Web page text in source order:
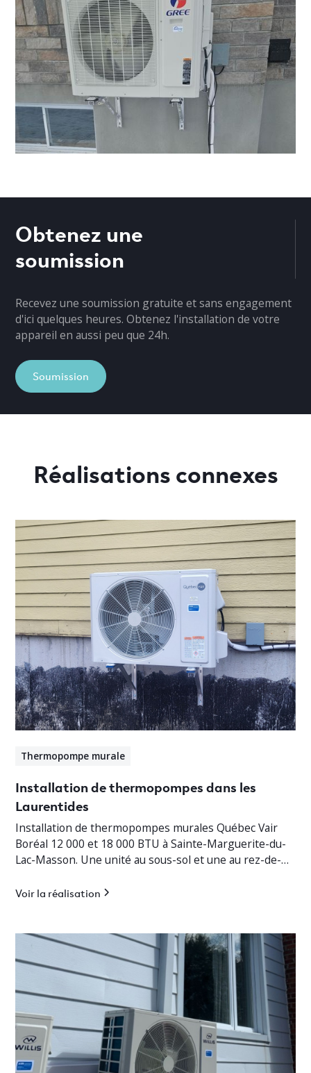
Obtenez une
soumission
Recevez une soumission gratuite et sans engagement
d'ici quelques heures. Obtenez l'installation de votre
appareil en aussi peu que 24h.
Soumission
Réalisations connexes
Thermopompe murale
Installation de thermopompes dans les
Laurentides
Installation de thermopompes murales Québec Vair
Boréal 12 000 et 18 000 BTU à Sainte-Marguerite-du-
Lac-Masson. Une unité au sous-sol et une au rez-de-
Voir la réalisation